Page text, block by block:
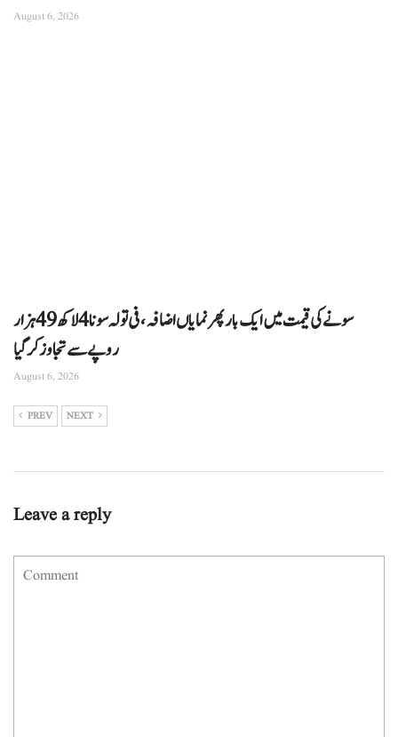
August 6, 2026
سونے کی قیمت میں ایک بار پھر نمایاں اضافہ، فی تولہ سونا 4 لاکھ 49 ہزار
روپے سے تجاوز کرگیا
August 6, 2026
PREV NEXT
Leave a reply